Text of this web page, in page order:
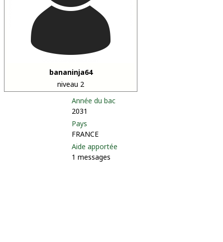
bananinja64
niveau 2
Année du bac
2031
Pays
FRANCE
Aide apportée
1 messages